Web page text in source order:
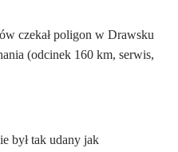
czekał poligon w Drawsku
(odcinek 160 km, serwis,
był tak udany jak